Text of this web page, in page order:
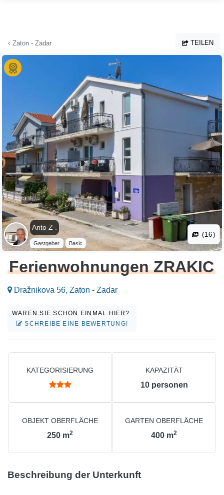
Zaton - Zadar TEILEN
Anto Z .
Gastgeber Basic
(16)
Ferienwohnungen ZRAKIC
Dražnikova 56, Zaton - Zadar
WAREN SIE SCHON EINMAL HIER?
SCHREIBE EINE BEWERTUNG!
KATEGORISIERUNG KAPAZITÄT
10 personen
OBJEKT OBERFLÄCHE
250 m2
GARTEN OBERFLÄCHE
400 m2
Beschreibung der Unterkunft